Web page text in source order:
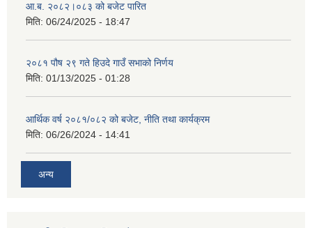
आ.ब. २०८२।०८३ को बजेट पारित
मिति: 06/24/2025 - 18:47
२०८१ पौष २९ गते हिउदे गाउँ सभाको निर्णय
मिति: 01/13/2025 - 01:28
आर्थिक वर्ष २०८१/०८२ को बजेट, नीति तथा कार्यक्रम
मिति: 06/26/2024 - 14:41
अन्य